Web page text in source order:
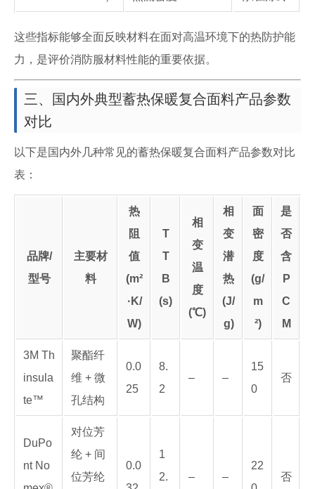
这些指标能够全面反映材料在面对高温环境下的热防护能
力，是评价消防服材料性能的重要依据。
三、国内外典型蓄热保暖复合面料产品参数
对比
以下是国内外几种常见的蓄热保暖复合面料产品参数对比
表：
品牌/
型号
主要材
料
热
阻
值
(m²
·K/
W)
T
T
B
(s)
相
变
温
度
(℃)
相
变
潜
热
(J/
g)
面
密
度
(g/
m
²)
是
否
含
P
C
M
3M Th
insula
te™
聚酯纤
维 + 微
孔结构
0.0
25
8.
2
– –
15
0
否
DuPo
nt No
对位芳
纶 + 间
位芳纶
0.0
1
2.
– –
22
否